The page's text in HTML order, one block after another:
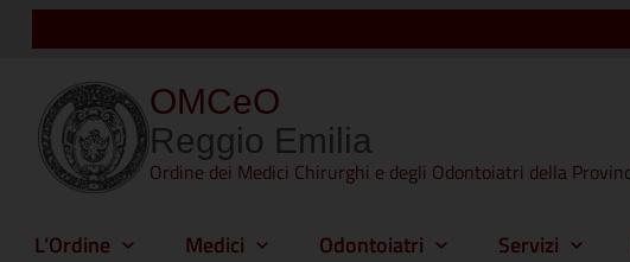
OMCeO
Reggio Emilia
Ordine dei Medici Chirurghi e degli Odontoiatri della
L’Ordine Medici Odontoiatri Servizi